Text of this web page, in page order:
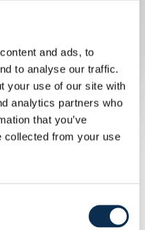
and ads, to
to analyse our traffic.
your use of our site with
analytics partners who
that you’ve
collected from your use
kwam Anderlecht
en een paar tellen later
dan de eerste helft.
doelgevaar en kwamen
minuut kwam daar
tijd moest Anderlecht
Promise David